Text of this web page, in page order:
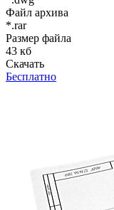
Файл архива
*.rar
Размер файла
43 кб
Скачать
Бесплатно